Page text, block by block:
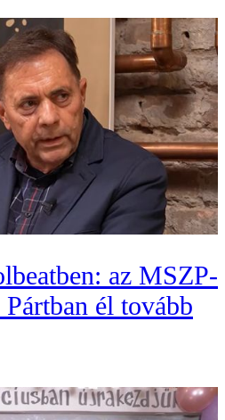
az MSZP-
él tovább